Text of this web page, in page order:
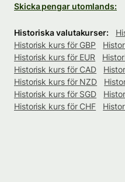
Skicka pengar utomlands:
Historiska valutakurser:
Historisk kurs för GBP
Historisk kurs för EUR
Historisk kurs för CAD
Historisk kurs för NZD
Historisk kurs för SGD
Historisk kurs för CHF